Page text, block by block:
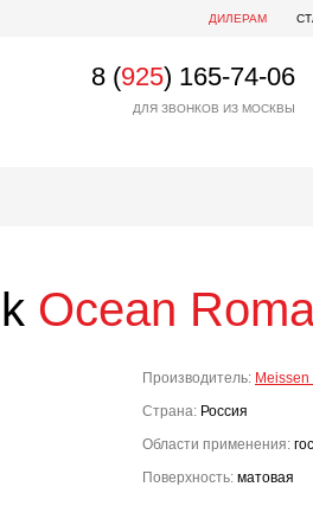
ДИЛЕРАМ
8 (925) 165-74-06
ДЛЯ ЗВОНКОВ ИЗ МОСКВЫ
Ocean
Производитель:
Страна: Россия
Области применения:
Поверхность: матовая